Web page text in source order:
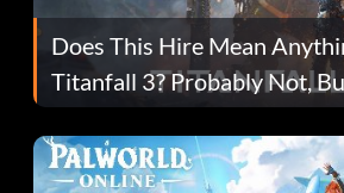
Does This Hire Mean
Titanfall 3? Probably Not,
Fans Are Hopeful